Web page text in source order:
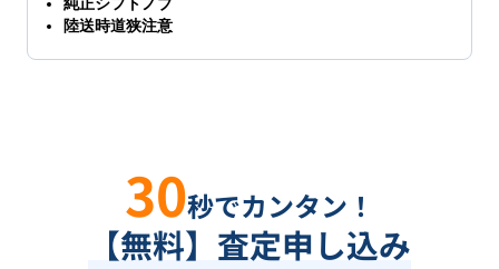
純正シフトノブ
陸送時道狭注意
30秒でカンタン！
【無料】査定申し込み